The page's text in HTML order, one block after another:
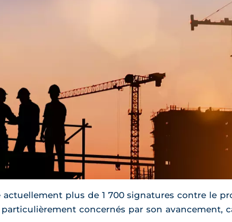
plus de 1 700 signatures contre le
concernés par son avancement,